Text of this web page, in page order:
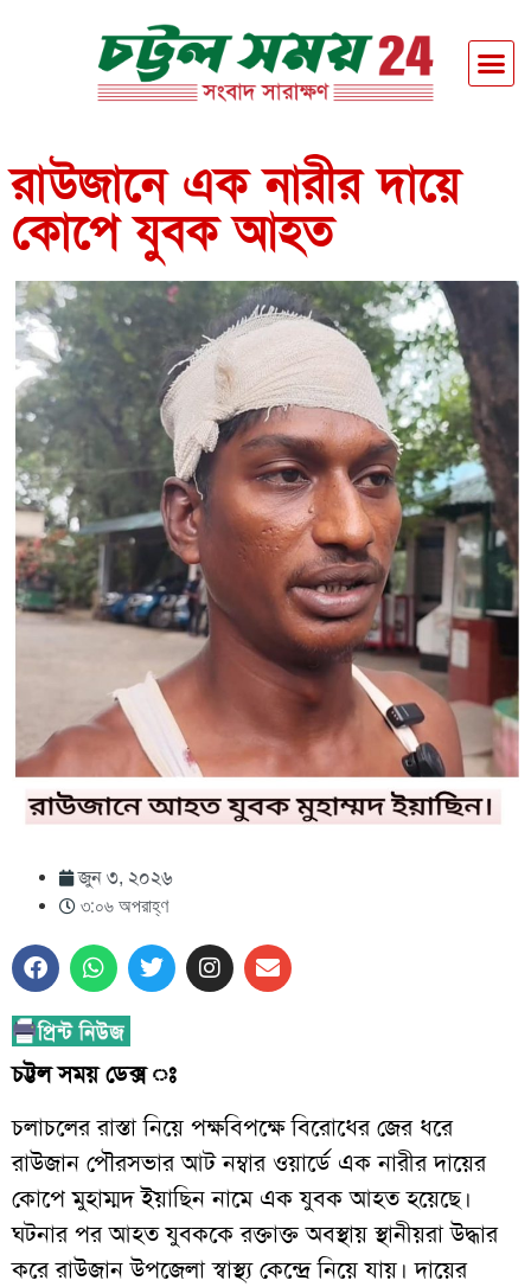
রাউজানে এক নারীর দায়ে
কোপে যুবক আহত
জুন ৩, ২০২৬
৩:০৬ অপরাহ্ণ
চট্টল সময় ডেক্স ঃ
চলাচলের রাস্তা নিয়ে পক্ষবিপক্ষে বিরোধের জের ধরে
রাউজান পৌরসভার আট নম্বার ওয়ার্ডে এক নারীর দায়ের
কোপে মুহাম্মদ ইয়াছিন নামে এক যুবক আহত হয়েছে।
ঘটনার পর আহত যুবককে রক্তাক্ত অবস্থায় স্থানীয়রা উদ্ধার
করে রাউজান উপজেলা স্বাস্থ্য কেন্দ্রে নিয়ে যায়। দায়ের